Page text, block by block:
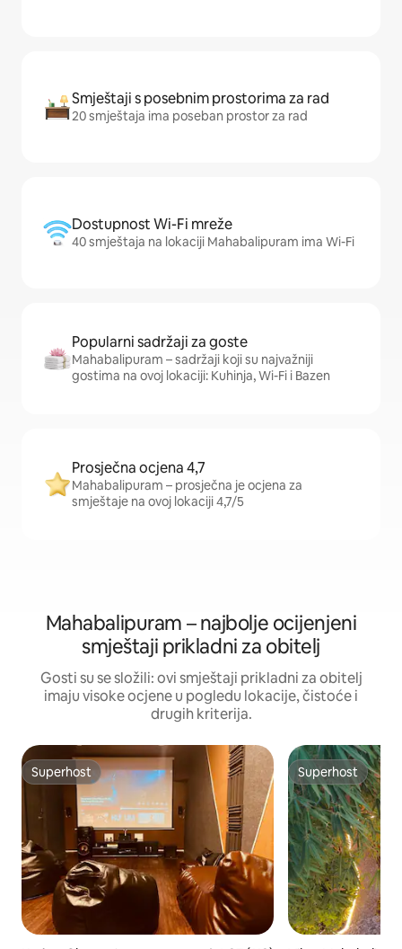
Smještaji s posebnim prostorima za rad
20 smještaja ima poseban prostor za rad
Dostupnost Wi-Fi mreže
40 smještaja na lokaciji Mahabalipuram ima Wi-Fi
Popularni sadržaji za goste
Mahabalipuram – sadržaji koji su najvažniji
gostima na ovoj lokaciji: Kuhinja, Wi-Fi i Bazen
Prosječna ocjena 4,7
Mahabalipuram – prosječna je ocjena za
smještaje na ovoj lokaciji 4,7/5
Mahabalipuram – najbolje ocijenjeni
smještaji prikladni za obitelj
Gosti su se složili: ovi smještaji prikladni za obitelj
imaju visoke ocjene u pogledu lokacije, čistoće i
drugih kriterija.
Superhost
Superhost Superhost
Superhost